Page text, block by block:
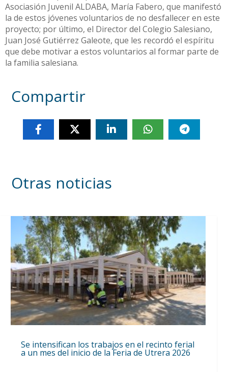
Asociasión Juvenil ALDABA, María Fabero, que manifestó
la de estos jóvenes voluntarios de no desfallecer en este
proyecto; por último, el Director del Colegio Salesiano,
Juan José Gutiérrez Galeote, que les recordó el espíritu
que debe motivar a estos voluntarios al formar parte de
la familia salesiana.
Compartir
Otras noticias
Se intensifican los trabajos en el recinto ferial
a un mes del inicio de la Feria de Utrera 2026